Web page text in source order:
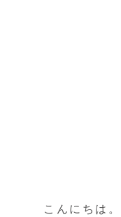
こんにちは。